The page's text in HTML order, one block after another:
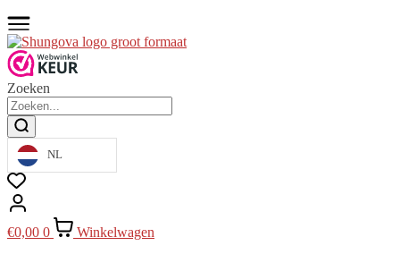
Zoeken
NL
€0,00 0
Winkelwagen